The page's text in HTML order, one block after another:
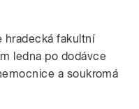
hradecká fakultní
ledna po dodávce
a soukromá